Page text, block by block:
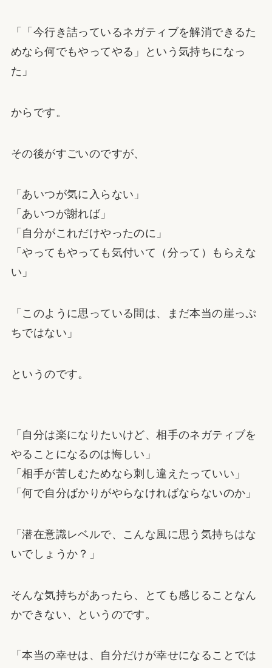
「「今行き詰っているネガティブを解消できるた
めなら何でもやってやる」という気持ちになっ
た」
からです。
その後がすごいのですが、
「あいつが気に入らない」
「あいつが謝れば」
「自分がこれだけやったのに」
「やってもやっても気付いて（分って）もらえな
い」
「このように思っている間は、まだ本当の崖っぷ
ちではない」
というのです。
「自分は楽になりたいけど、相手のネガティブを
やることになるのは悔しい」
「相手が苦しむためなら刺し違えたっていい」
「何で自分ばかりがやらなければならないのか」
「潜在意識レベルで、こんな風に思う気持ちはな
いでしょうか？」
そんな気持ちがあったら、とても感じることなん
かできない、というのです。
「本当の幸せは、自分だけが幸せになることでは